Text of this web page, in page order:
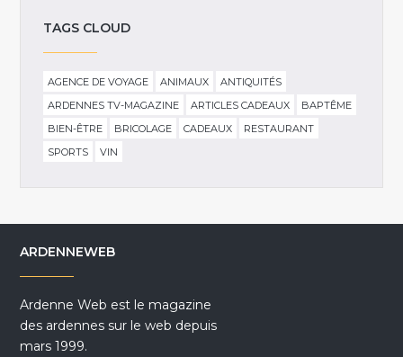
TAGS CLOUD
AGENCE DE VOYAGE ANIMAUX
ANTIQUITÉS
ARDENNES TV-MAGAZINE
ARTICLES CADEAUX
BAPTÊME
BIEN-ÊTRE
BRICOLAGE CADEAUX
RESTAURANT
SPORTS
VIN
ARDENNEWEB
Ardenne Web est le magazine
des ardennes sur le web depuis
mars 1999.